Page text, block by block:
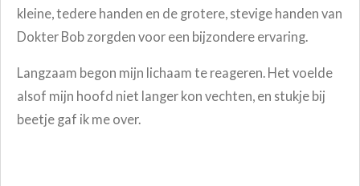
kleine, tedere handen en de grotere, stevige handen van
Dokter Bob zorgden voor een bijzondere ervaring.
Langzaam begon mijn lichaam te reageren. Het voelde
alsof mijn hoofd niet langer kon vechten, en stukje bij
beetje gaf ik me over.